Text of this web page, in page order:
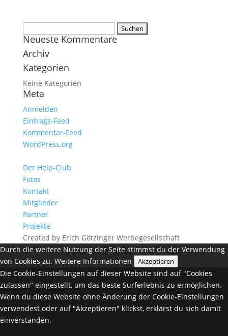
nach:
Neueste Kommentare
Archiv
Kategorien
Keine Kategorien
Meta
Anmelden
Eintrags-Feed
Kommentar-Feed
WordPress.org
Der Help-Club
Fotos
Kontakt
Mitglieder
Partner
Projekte
Created by Erich Götzinger Werbegesellschaft
Durch die weitere Nutzung der Seite stimmst du der Verwendung
von Cookies zu. Weitere Informationen Akzeptieren
Die Cookie-Einstellungen auf dieser Website sind auf "Cookies
zulassen" eingestellt, um das beste Surferlebnis zu ermöglichen.
Wenn du diese Website ohne Änderung der Cookie-Einstellungen
verwendest oder auf "Akzeptieren" klickst, erklärst du sich damit
einverstanden.